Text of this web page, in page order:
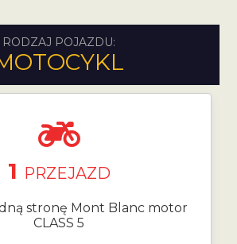
RODZAJ POJAZDU:
1 PRZEJAZD
stronę Mont Blanc motor
CLASS 5